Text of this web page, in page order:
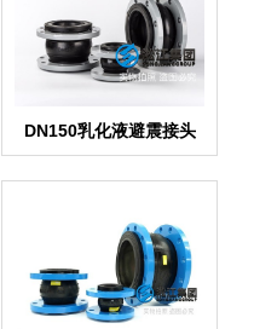
DN150乳化液避震接头
FKM氟橡胶